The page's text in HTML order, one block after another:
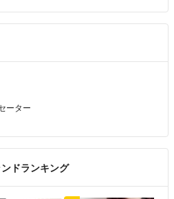
ーター
ドランキング